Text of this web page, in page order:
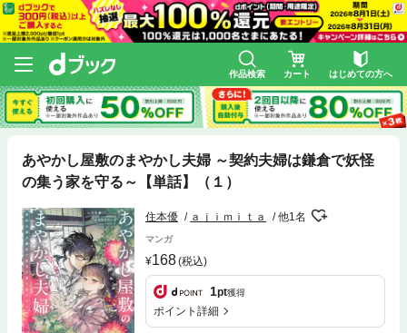
作品検索 カート はじめての方へ
あやかし屋敷のまやかし夫婦 ～契約夫婦は鎌倉で妖怪
の集う家を守る～【単話】（１）
住本優 ａｊｉｍｉｔａ 他1名
マンガ
168(税込)
1pt獲得
ポイント詳細